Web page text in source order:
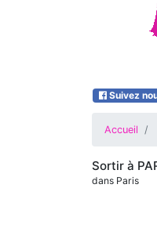
Suivez
Accueil
Sortir à
dans Paris